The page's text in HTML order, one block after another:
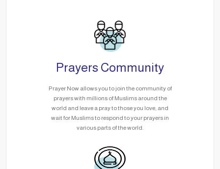
Prayers Community
Prayer Now allows you to join the community of
prayers with millions of Muslims around the
world and leave a pray to those you love, and
wait for Muslims to respond to your prayers in
various parts of the world.